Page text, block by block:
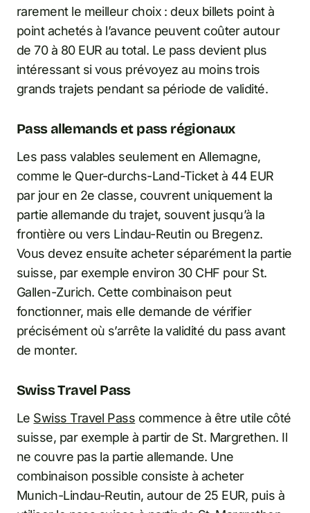
rarement le meilleur choix : deux billets point à
point achetés à l’avance peuvent coûter autour
de 70 à 80 EUR au total. Le pass devient plus
intéressant si vous prévoyez au moins trois
grands trajets pendant sa période de validité.
Pass allemands et pass régionaux
Les pass valables seulement en Allemagne,
comme le Quer-durchs-Land-Ticket à 44 EUR
par jour en 2e classe, couvrent uniquement la
partie allemande du trajet, souvent jusqu’à la
frontière ou vers Lindau-Reutin ou Bregenz.
Vous devez ensuite acheter séparément la partie
suisse, par exemple environ 30 CHF pour St.
Gallen-Zurich. Cette combinaison peut
fonctionner, mais elle demande de vérifier
précisément où s’arrête la validité du pass avant
de monter.
Swiss Travel Pass
Le Swiss Travel Pass commence à être utile côté
suisse, par exemple à partir de St. Margrethen. Il
ne couvre pas la partie allemande. Une
combinaison possible consiste à acheter
Munich-Lindau-Reutin, autour de 25 EUR, puis à